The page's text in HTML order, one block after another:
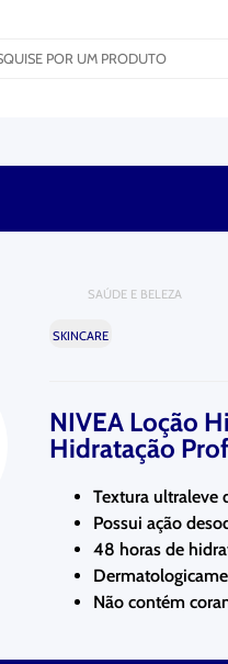
SAÚDE E BELEZA
SKINCARE
NIVEA Loção
Hidratação
Textura ultraleve
Possui ação
48 horas de
Não contém